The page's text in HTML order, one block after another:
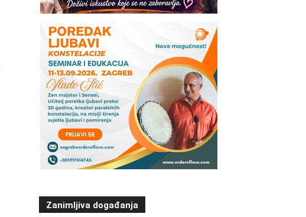
Zanimljiva događanja